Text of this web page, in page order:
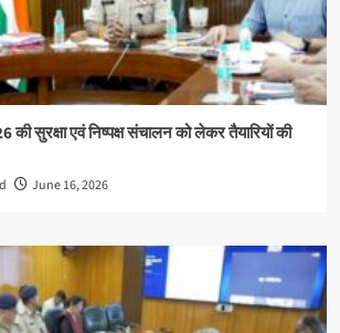
की सुरक्षा एवं निष्पक्ष संचालन को लेकर तैयारियों की
June 16, 2026